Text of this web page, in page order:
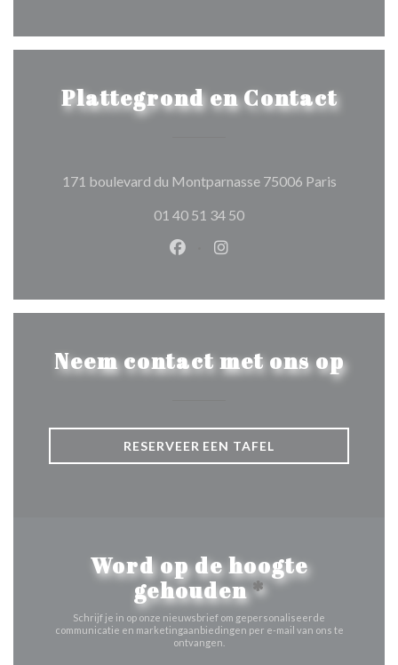
Plattegrond en Contact
171 boulevard du Montparnasse 75006 Paris((opent in
01 40 51 34 50
Facebook ((opent in een nieuw
Instagram ((opent in een
Neem contact met ons op
RESERVEER EEN TAFEL
Word op de hoogte
gehouden*
Schrijf je in op onze nieuwsbrief om gepersonaliseerde
communicatie en marketingaanbiedingen per e-mail van ons te
ontvangen.